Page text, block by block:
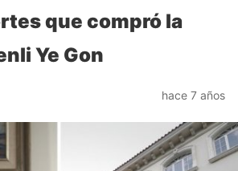
que compró la
Ye Gon
hace 7 años